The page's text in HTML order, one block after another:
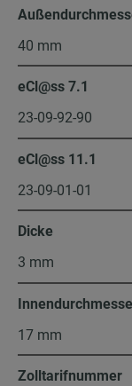
40 mm
eCl@ss 7.1
23-09-92-90
eCl@ss 11.1
23-09-01-01
Dicke
3 mm
17 mm
Zolltarifnummer